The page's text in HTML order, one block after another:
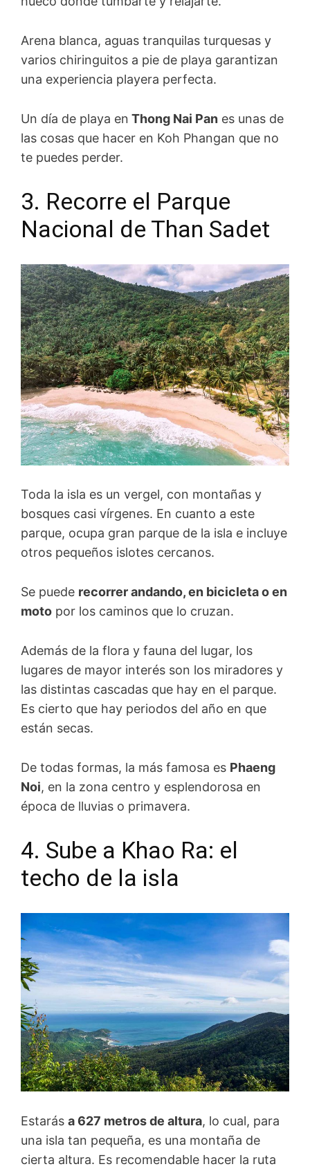
Arena blanca, aguas tranquilas turquesas y
varios chiringuitos a pie de playa garantizan
una experiencia playera perfecta.
Un día de playa en Thong Nai Pan es unas de
las cosas que hacer en Koh Phangan que no
te puedes perder.
3. Recorre el Parque
Nacional de Than Sadet
Toda la isla es un vergel, con montañas y
bosques casi vírgenes. En cuanto a este
parque, ocupa gran parque de la isla e incluye
otros pequeños islotes cercanos.
Se puede recorrer andando, en bicicleta o en
moto por los caminos que lo cruzan.
Además de la flora y fauna del lugar, los
lugares de mayor interés son los miradores y
las distintas cascadas que hay en el parque.
Es cierto que hay periodos del año en que
están secas.
De todas formas, la más famosa es Phaeng
Noi, en la zona centro y esplendorosa en
época de lluvias o primavera.
4. Sube a Khao Ra: el
techo de la isla
Estarás a 627 metros de altura, lo cual, para
una isla tan pequeña, es una montaña de
cierta altura. Es recomendable hacer la ruta